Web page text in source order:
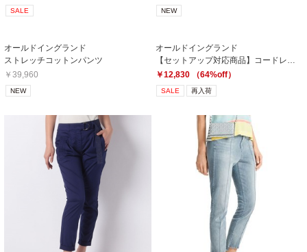
SALE NEW
オールドイングランド
ストレッチコットンパンツ
￥39,960
NEW
オールドイングランド
￥12,830 （64%off）
SALE 再入荷